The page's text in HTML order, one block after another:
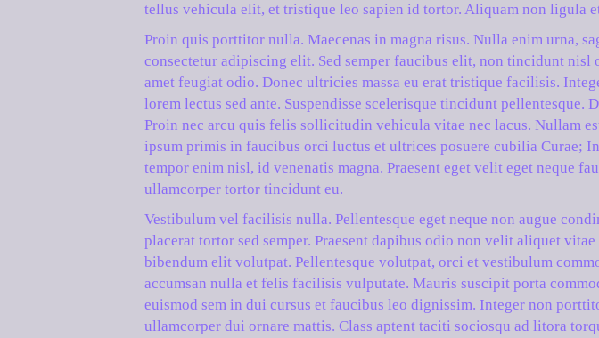
tellus vehicula elit, et tristique leo sapien id tortor. Aliquam non ligula
Proin quis porttitor nulla. Maecenas in magna risus. Nulla enim urna,
consectetur adipiscing elit. Sed semper faucibus elit, non tincidunt
amet feugiat odio. Donec ultricies massa eu erat tristique facilisis.
lorem lectus sed ante. Suspendisse scelerisque tincidunt
Proin nec arcu quis felis sollicitudin vehicula vitae nec lacus. Nullam
ipsum primis in faucibus orci luctus et ultrices posuere cubilia Curae;
tempor enim nisl, id venenatis magna. Praesent eget velit eget neque
ullamcorper tortor tincidunt eu.
Vestibulum vel facilisis nulla. Pellentesque eget neque non augue
placerat tortor sed semper. Praesent dapibus odio non velit aliquet
bibendum elit volutpat. Pellentesque volutpat, orci et vestibulum
accumsan nulla et felis facilisis vulputate. Mauris suscipit porta
euismod sem in dui cursus et faucibus leo dignissim. Integer non
ullamcorper dui ornare mattis. Class aptent taciti sociosqu ad litora